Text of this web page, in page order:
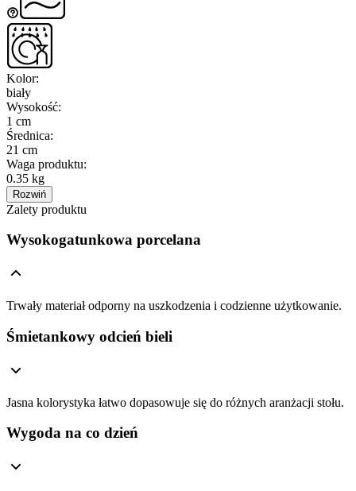
Kolor:
biały
Wysokość:
1 cm
Średnica:
21 cm
Waga produktu:
0.35 kg
Rozwiń
Zalety produktu
Wysokogatunkowa porcelana
Trwały materiał odporny na uszkodzenia i codzienne użytkowanie.
Śmietankowy odcień bieli
Jasna kolorystyka łatwo dopasowuje się do różnych aranżacji stołu.
Wygoda na co dzień